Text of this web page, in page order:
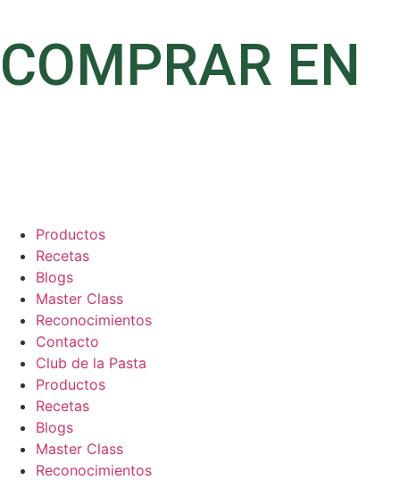
COMPRAR EN
Productos
Recetas
Blogs
Master Class
Reconocimientos
Contacto
Club de la Pasta
Productos
Recetas
Blogs
Master Class
Reconocimientos